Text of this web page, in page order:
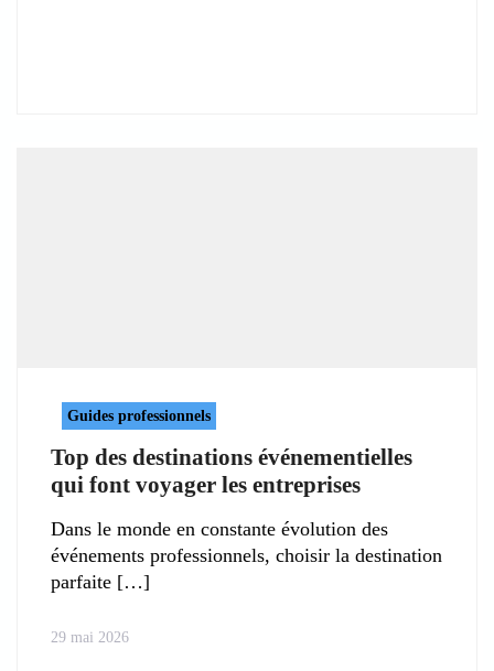
Guides professionnels
Top des destinations événementielles
qui font voyager les entreprises
Dans le monde en constante évolution des
événements professionnels, choisir la destination
parfaite
29 mai 2026